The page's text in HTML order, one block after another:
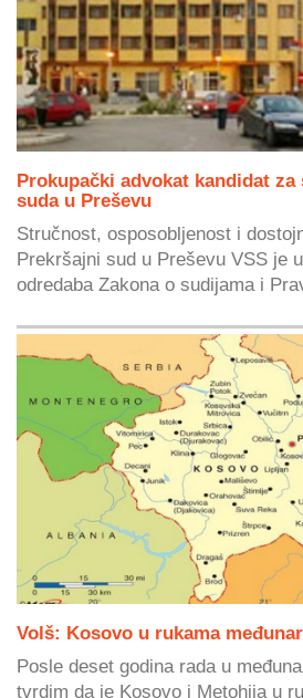
Prokupački advokat kandidat
suda u Preševu
Stručnost, osposobljenost i
Prekršajni sud u Preševu VSS je
odredaba Zakona o sudijama i
Volš: Kosovo u rukama
Posle deset godina rada u
tvrdim da je Kosovo i Metohija u